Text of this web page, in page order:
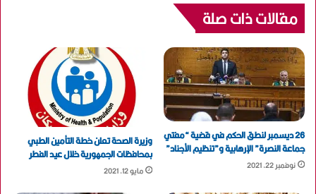
مقالات ذات صلة
26 ديسمبر لنطق الحكم في قضية “مفتي
جماعة النصرة” الإرهابية و”تنظيم الأجناد”
نوفمبر 22, 2021
وزيرة الصحة تعلن خطة التأمين الطبي
بمحافظات الجمهورية خلال عيد الفطر
مايو 12, 2021